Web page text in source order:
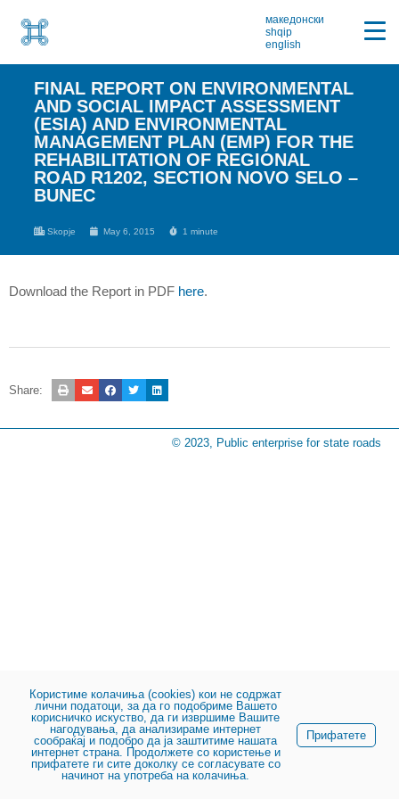
македонски
shqip
english
FINAL REPORT ON ENVIRONMENTAL
AND SOCIAL IMPACT ASSESSMENT
(ESIA) AND ENVIRONMENTAL
MANAGEMENT PLAN (EMP) FOR THE
REHABILITATION OF REGIONAL
ROAD R1202, SECTION NOVO SELO –
BUNEC
Skopje May 6, 2015 1 minute
Download the Report in PDF here.
Share:
© 2023, Public enterprise for state roads
Користиме колачиња (cookies) кои не содржат
лични податоци, за да го подобриме Вашето
корисничко искуство, да ги извршиме Вашите
нагодувања, да анализираме интернет
сообраќај и подобро да ја заштитиме нашата
интернет страна. Продолжете со користење и
прифатете ги сите доколку се согласувате со
начинот на употреба на колачиња.
Прифатете